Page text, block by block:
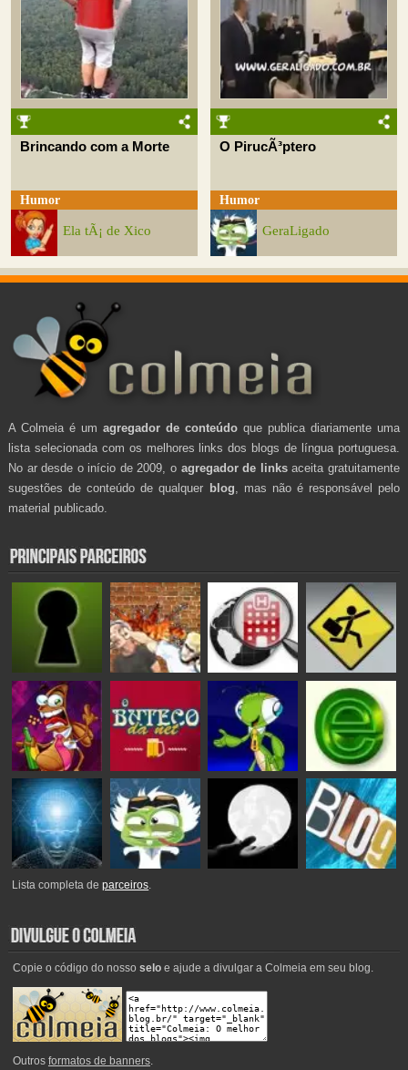
Brincando com a Morte
Humor
Ela tÃ¡ de Xico
O PirucÃ³ptero
Humor
GeraLigado
A Colmeia é um agregador de conteúdo que publica diariamente uma
lista selecionada com os melhores links dos blogs de língua portuguesa.
No ar desde o início de 2009, o agregador de linksaceita gratuitamente
sugestões de conteúdo de qualquer blog , mas não é responsável pelo
material publicado.
Lista completa deparceiros.
Copie o código do nosso seloe ajude a divulgar a Colmeia em seu blog.
Outros formatos de banners.